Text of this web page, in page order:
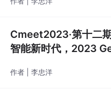
亮的技术方向。那么，
爆火，又会给大家带来
哪些价值呢？ 12月09
日，由CSDN与霍格沃
办的CMeet系列技术生
Cmeet2023·第十二
智能新时代，2023
作者 | 李忠洋